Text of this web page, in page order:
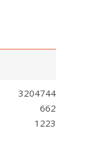
3204744
662
1223